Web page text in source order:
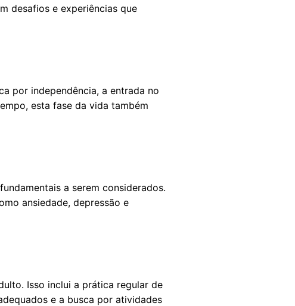
desafios e experiências que
por independência, a entrada no
esta fase da vida também
a serem considerados.
ansiedade, depressão e
Isso inclui a prática regular de
e a busca por atividades